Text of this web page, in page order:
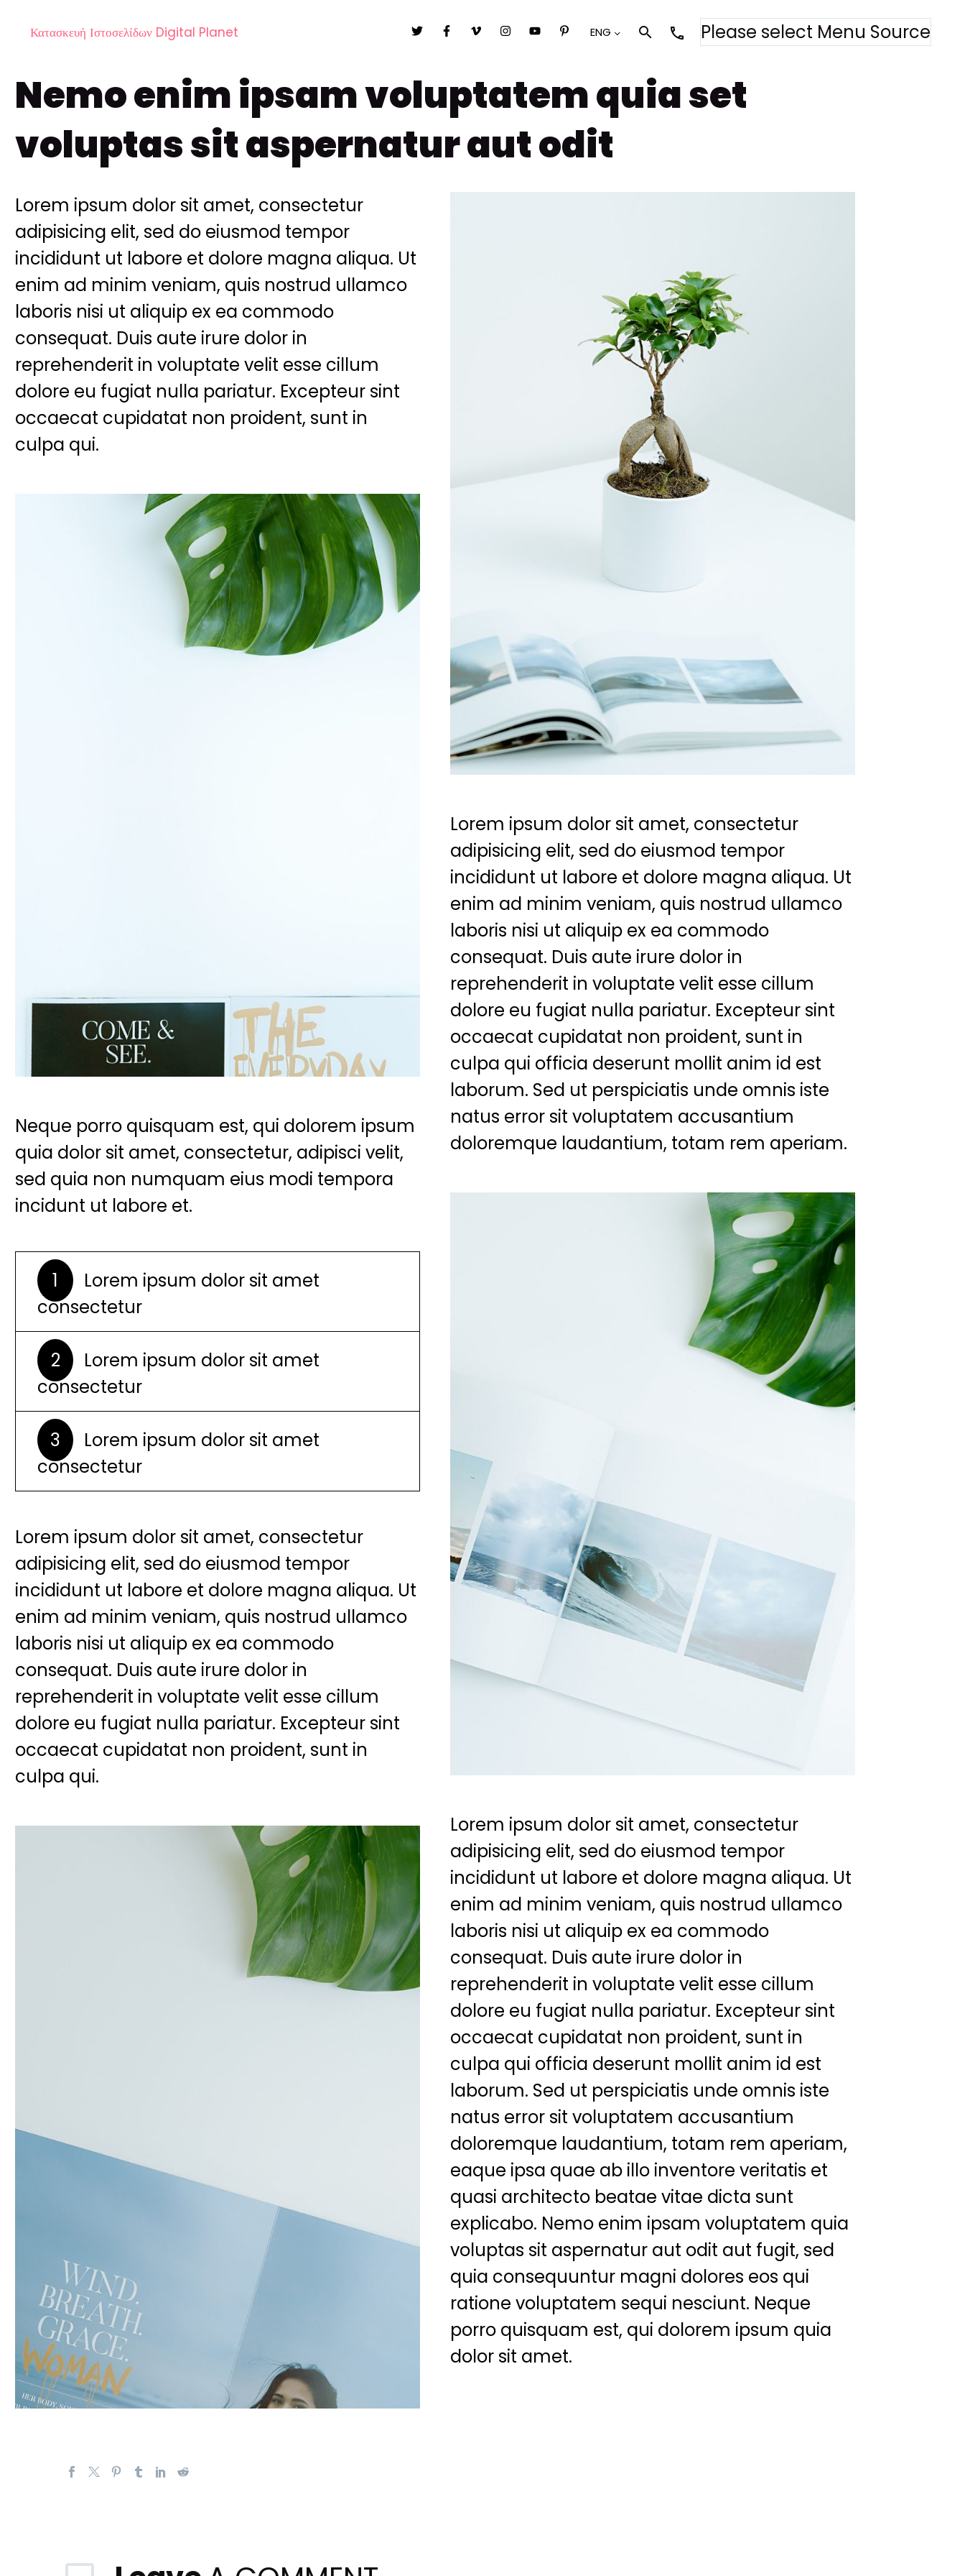
Κατασκευή Ιστοσελίδων Digital Planet ENG Please select Menu Source
Nemo enim ipsam voluptatem quia set
voluptas sit aspernatur aut odit
Lorem ipsum dolor sit amet, consectetur
adipisicing elit, sed do eiusmod tempor
incididunt ut labore et dolore magna aliqua. Ut
enim ad minim veniam, quis nostrud ullamco
laboris nisi ut aliquip ex ea commodo
consequat. Duis aute irure dolor in
reprehenderit in voluptate velit esse cillum
dolore eu fugiat nulla pariatur. Excepteur sint
occaecat cupidatat non proident, sunt in
culpa qui.
Neque porro quisquam est, qui dolorem ipsum
quia dolor sit amet, consectetur, adipisci velit,
sed quia non numquam eius modi tempora
incidunt ut labore et.
1
Lorem ipsum dolor sit amet
consectetur
2
Lorem ipsum dolor sit amet
consectetur
3
Lorem ipsum dolor sit amet
consectetur
Lorem ipsum dolor sit amet, consectetur
adipisicing elit, sed do eiusmod tempor
incididunt ut labore et dolore magna aliqua. Ut
enim ad minim veniam, quis nostrud ullamco
laboris nisi ut aliquip ex ea commodo
consequat. Duis aute irure dolor in
reprehenderit in voluptate velit esse cillum
dolore eu fugiat nulla pariatur. Excepteur sint
occaecat cupidatat non proident, sunt in
culpa qui.
Lorem ipsum dolor sit amet, consectetur
adipisicing elit, sed do eiusmod tempor
incididunt ut labore et dolore magna aliqua. Ut
enim ad minim veniam, quis nostrud ullamco
laboris nisi ut aliquip ex ea commodo
consequat. Duis aute irure dolor in
reprehenderit in voluptate velit esse cillum
dolore eu fugiat nulla pariatur. Excepteur sint
occaecat cupidatat non proident, sunt in
culpa qui officia deserunt mollit anim id est
laborum. Sed ut perspiciatis unde omnis iste
natus error sit voluptatem accusantium
doloremque laudantium, totam rem aperiam.
Lorem ipsum dolor sit amet, consectetur
adipisicing elit, sed do eiusmod tempor
incididunt ut labore et dolore magna aliqua. Ut
enim ad minim veniam, quis nostrud ullamco
laboris nisi ut aliquip ex ea commodo
consequat. Duis aute irure dolor in
reprehenderit in voluptate velit esse cillum
dolore eu fugiat nulla pariatur. Excepteur sint
occaecat cupidatat non proident, sunt in
culpa qui officia deserunt mollit anim id est
laborum. Sed ut perspiciatis unde omnis iste
natus error sit voluptatem accusantium
doloremque laudantium, totam rem aperiam,
eaque ipsa quae ab illo inventore veritatis et
quasi architecto beatae vitae dicta sunt
explicabo. Nemo enim ipsam voluptatem quia
voluptas sit aspernatur aut odit aut fugit, sed
quia consequuntur magni dolores eos qui
ratione voluptatem sequi nesciunt. Neque
porro quisquam est, qui dolorem ipsum quia
dolor sit amet.